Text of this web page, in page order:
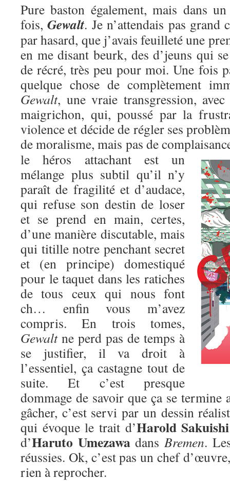
Pure baston également, mais dans
fois,Gewalt. Je n’attendais pas grand
par hasard, que j’avais feuilleté une
en me disant beurk, des d’jeuns qui
de récré, très peu pour moi. Une fois
quelque chose de complètement
Gewalt, une vraie transgression,
maigrichon, qui, poussé par la
violence et décide de régler ses
de moralisme, mais pas de
le héros attachant est un
mélange plus subtil qu’il n’y
paraît de fragilité et d’audace,
qui refuse son destin de loser
et se prend en main, certes,
d’une manière discutable, mais
qui titille notre penchant secret
et (en principe) domestiqué
pour le taquet dans les ratiches
de tous ceux qui nous font
ch… enfin vous m’avez
compris. En trois tomes,
Gewaltne perd pas de temps à
se justifier, il va droit à
l’essentiel, ça castagne tout de
suite. Et c’est presque
dommage de savoir que ça se
gâcher, c’est servi par un dessin
qui évoque le trait d’Harold Sakuishi
d’Haruto UmezawadansBremen.
réussies. Ok, c’est pas un chef
rien à reprocher.